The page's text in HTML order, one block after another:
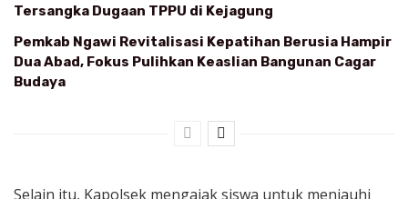
Tersangka Dugaan TPPU di Kejagung
Pemkab Ngawi Revitalisasi Kepatihan Berusia Hampir
Dua Abad, Fokus Pulihkan Keaslian Bangunan Cagar
Budaya
Selain itu, Kapolsek mengajak siswa untuk menjauhi